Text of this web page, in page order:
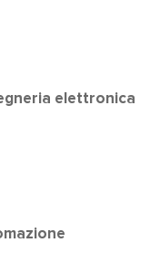
elettronica